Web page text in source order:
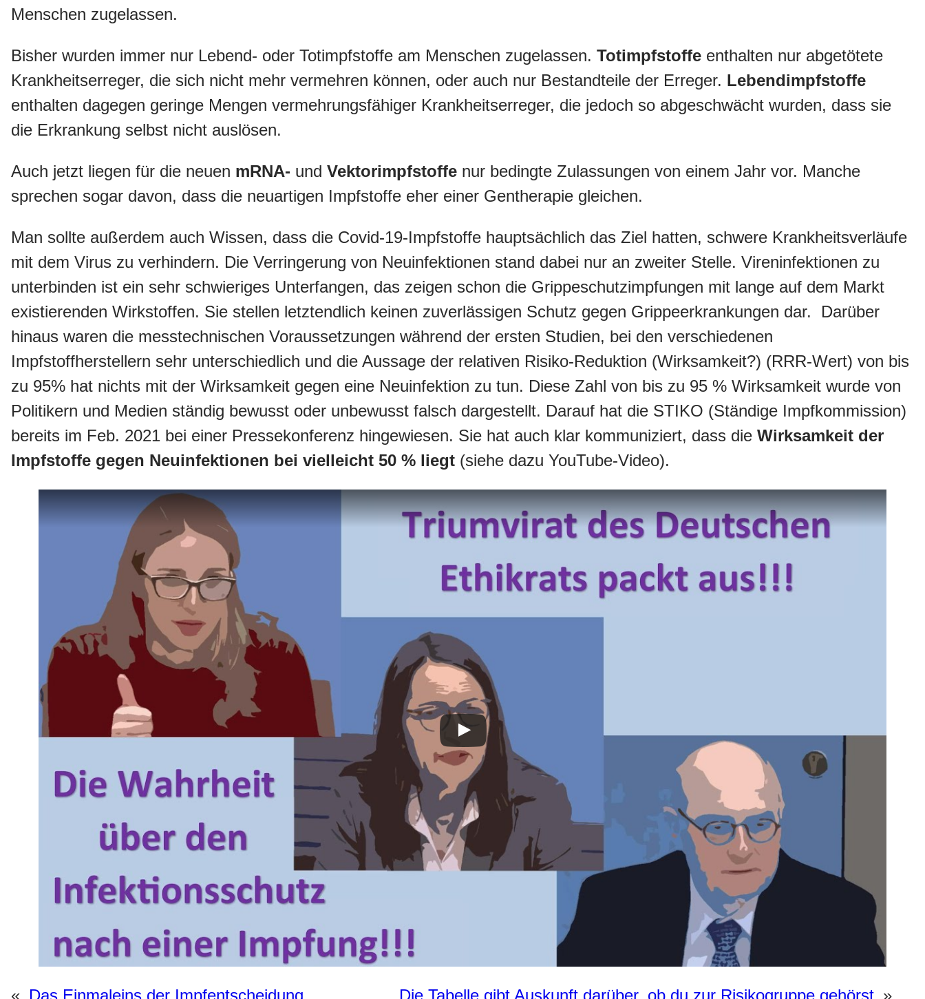
Menschen zugelassen.
Bisher wurden immer nur Lebend- oder Totimpfstoffe am Menschen zugelassen. Totimpfstoffe enthalten nur abgetötete
Krankheitserreger, die sich nicht mehr vermehren können, oder auch nur Bestandteile der Erreger. Lebendimpfstoffe
enthalten dagegen geringe Mengen vermehrungsfähiger Krankheitserreger, die jedoch so abgeschwächt wurden, dass sie
die Erkrankung selbst nicht auslösen.
Auch jetzt liegen für die neuen mRNA- und Vektorimpfstoffe nur bedingte Zulassungen von einem Jahr vor. Manche
sprechen sogar davon, dass die neuartigen Impfstoffe eher einer Gentherapie gleichen.
Man sollte außerdem auch Wissen, dass die Covid-19-Impfstoffe hauptsächlich das Ziel hatten, schwere Krankheitsverläufe
mit dem Virus zu verhindern. Die Verringerung von Neuinfektionen stand dabei nur an zweiter Stelle. Vireninfektionen zu
unterbinden ist ein sehr schwieriges Unterfangen, das zeigen schon die Grippeschutzimpfungen mit lange auf dem Markt
existierenden Wirkstoffen. Sie stellen letztendlich keinen zuverlässigen Schutz gegen Grippeerkrankungen dar. Darüber
hinaus waren die messtechnischen Voraussetzungen während der ersten Studien, bei den verschiedenen
Impfstoffherstellern sehr unterschiedlich und die Aussage der relativen Risiko-Reduktion (Wirksamkeit?) (RRR-Wert) von bis
zu 95% hat nichts mit der Wirksamkeit gegen eine Neuinfektion zu tun. Diese Zahl von bis zu 95 % Wirksamkeit wurde von
Politikern und Medien ständig bewusst oder unbewusst falsch dargestellt. Darauf hat die STIKO (Ständige Impfkommission)
bereits im Feb. 2021 bei einer Pressekonferenz hingewiesen. Sie hat auch klar kommuniziert, dass die Wirksamkeit der
Impfstoffe gegen Neuinfektionen bei vielleicht 50 % liegt (siehe dazu YouTube-Video).